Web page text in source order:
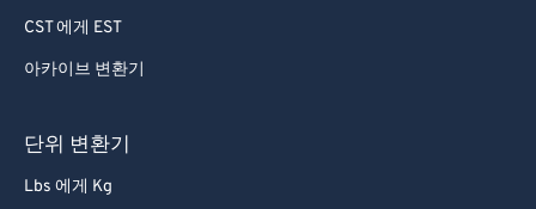
CST 에게 EST
아카이브 변환기
단위 변환기
Lbs 에게 Kg